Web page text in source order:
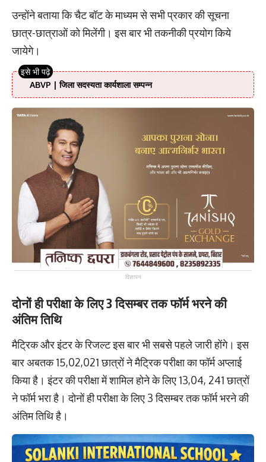
उन्होंने बताया कि चैट बॉट के माध्यम से सभी प्रकार की सूचना
छात्र-छात्राओं को मिलेंगी। इस बार भी तकनीकी प्रयोग किये
जायेगे।
ABVP | जिला सदस्यता कार्यशाला सम्पन्न
विज्ञापन
दोनों ही परीक्षा के लिए 3 दिसम्बर तक फॉर्म भरने की
अंतिम तिथि
मैट्रिक और इंटर के रिजल्ट इस बार भी सबसे पहले जारी होंगे। इस
बार अबतक 15,02,021 छात्रों ने मैट्रिक परीक्षा का फॉर्म अप्लाई
किया है। इंटर की परीक्षा में शामिल होने के लिए 13,04, 241 छात्रों
ने फॉर्म भरा है। दोनों ही परीक्षा के लिए 3 दिसम्बर तक फॉर्म भरने की
अंतिम तिथि है।